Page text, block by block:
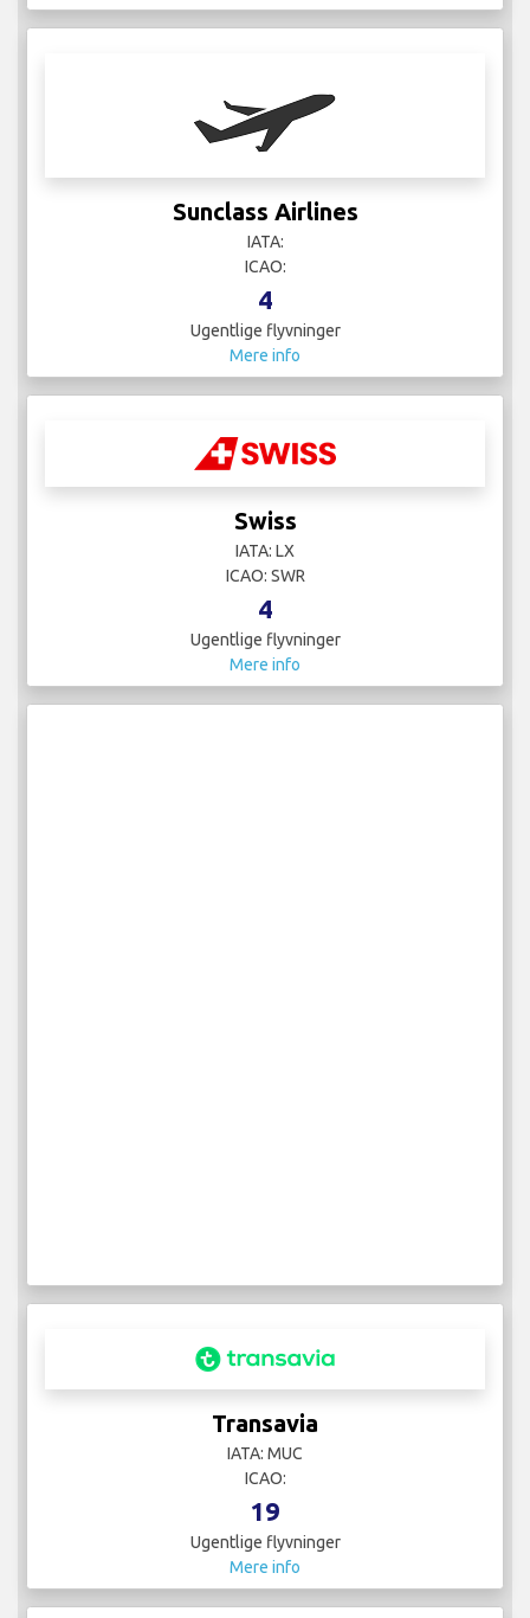
Sunclass Airlines
IATA:
ICAO:
4
Ugentlige flyvninger
Mere info
Swiss
IATA: LX
ICAO: SWR
4
Ugentlige flyvninger
Mere info
Transavia
IATA: MUC
ICAO:
19
Ugentlige flyvninger
Mere info